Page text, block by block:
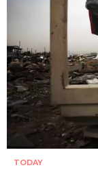
TODAY